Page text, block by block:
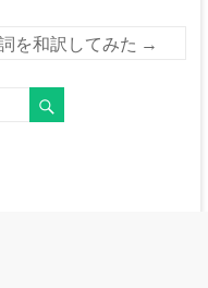
を和訳してみた →